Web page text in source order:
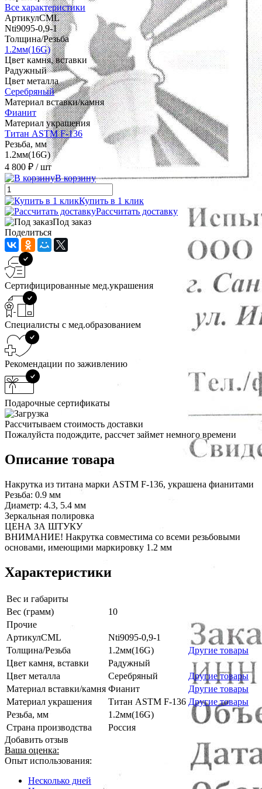
Все характеристики
АртикулCML
Nti9095-0,9-1
Толщина/Резьба
1.2мм(16G)
Цвет камня, вставки
Радужный
Цвет металла
Серебряный
Материал вставки/камня
Фианит
Материал украшения
Титан ASTM F-136
Резьба, мм
1.2мм(16G)
4 800 ₽ / шт
В корзину
Купить в 1 клик
Рассчитать доставку
Под заказ
Поделиться
Сертифицированные мед.украшения
Специалисты с мед.образованием
Рекомендации по заживлению
Подарочные сертификаты
Рассчитываем стоимость доставки
Пожалуйста подождите, рассчет займет немного времени
Описание товара
Накрутка из титана марки ASTM F-136, украшена фианитами
Резьба: 0.9 мм
Диаметр: 4.3, 5.4 мм
Зеркальная полировка
ЦЕНА ЗА ШТУКУ
ВНИМАНИЕ! Накрутка совместима со всеми резьбовыми
основами, имеющими маркировку 1.2 мм
Характеристики
Вес и габариты
Вес (грамм)
10
Прочие
АртикулCML
Nti9095-0,9-1
Толщина/Резьба
1.2мм(16G)
Другие товары
Цвет камня, вставки
Радужный
Цвет металла
Серебряный
Другие товары
Материал вставки/камня Фианит
Другие товары
Материал украшения
Титан ASTM F-136 Другие товары
Резьба, мм
1.2мм(16G)
Страна производства
Россия
Добавить отзыв
Ваша оценка:
Опыт использования:
Несколько дней